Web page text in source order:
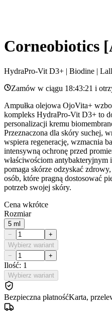
Corneobiotics
HydraPro-Vit D3+ | Biodine |
Zamów w ciągu 18:43:21 i
Ampułka olejowa OjoVita+
kompleks HydraPro-Vit D3+ to
personalizacji kremu
Przeznaczona dla skóry suchej,
wspiera regenerację, wzmacnia
intensywną ochronę przed
właściwościom
pomaga skórze odzyskać
osób, które pragną dostosować
potrzeb swojej skóry.
Cena wkrótce
Rozmiar
5 ml
−
+
Wybierz wariant
−
+
Ilość: 1
Wybierz wariant
Bezpieczna płatnośćKarta,